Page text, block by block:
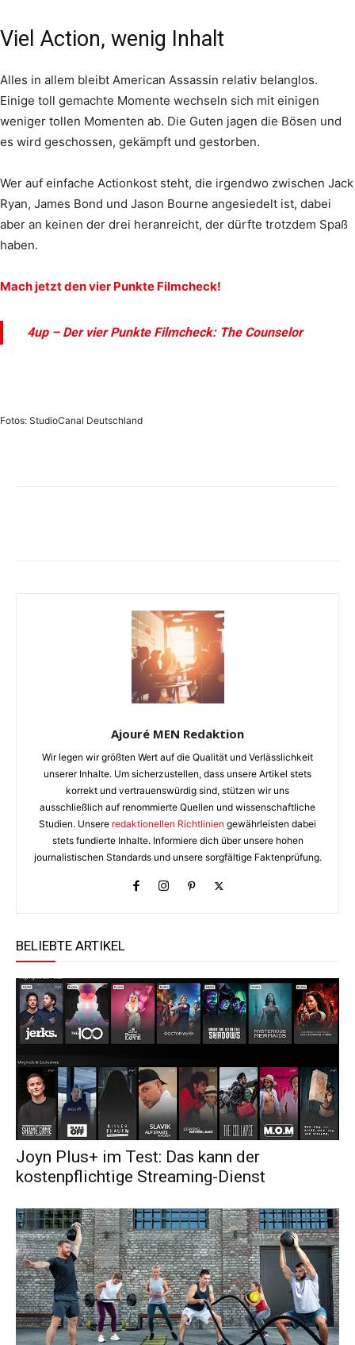
Viel Action, wenig Inhalt
Alles in allem bleibt American Assassin relativ belanglos.
Einige toll gemachte Momente wechseln sich mit einigen
weniger tollen Momenten ab. Die Guten jagen die Bösen und
es wird geschossen, gekämpft und gestorben.
Wer auf einfache Actionkost steht, die irgendwo zwischen Jack
Ryan, James Bond und Jason Bourne angesiedelt ist, dabei
aber an keinen der drei heranreicht, der dürfte trotzdem Spaß
haben.
Mach jetzt den vier Punkte Filmcheck!
4up – Der vier Punkte Filmcheck: The Counselor
Fotos: StudioCanal Deutschland
Ajouré MEN Redaktion
Wir legen wir größten Wert auf die Qualität und Verlässlichkeit
unserer Inhalte. Um sicherzustellen, dass unsere Artikel stets
korrekt und vertrauenswürdig sind, stützen wir uns
ausschließlich auf renommierte Quellen und wissenschaftliche
Studien. Unsere redaktionellen Richtlinien gewährleisten dabei
stets fundierte Inhalte. Informiere dich über unsere hohen
journalistischen Standards und unsere sorgfältige Faktenprüfung.
BELIEBTE ARTIKEL
Joyn Plus+ im Test: Das kann der
kostenpflichtige Streaming-Dienst